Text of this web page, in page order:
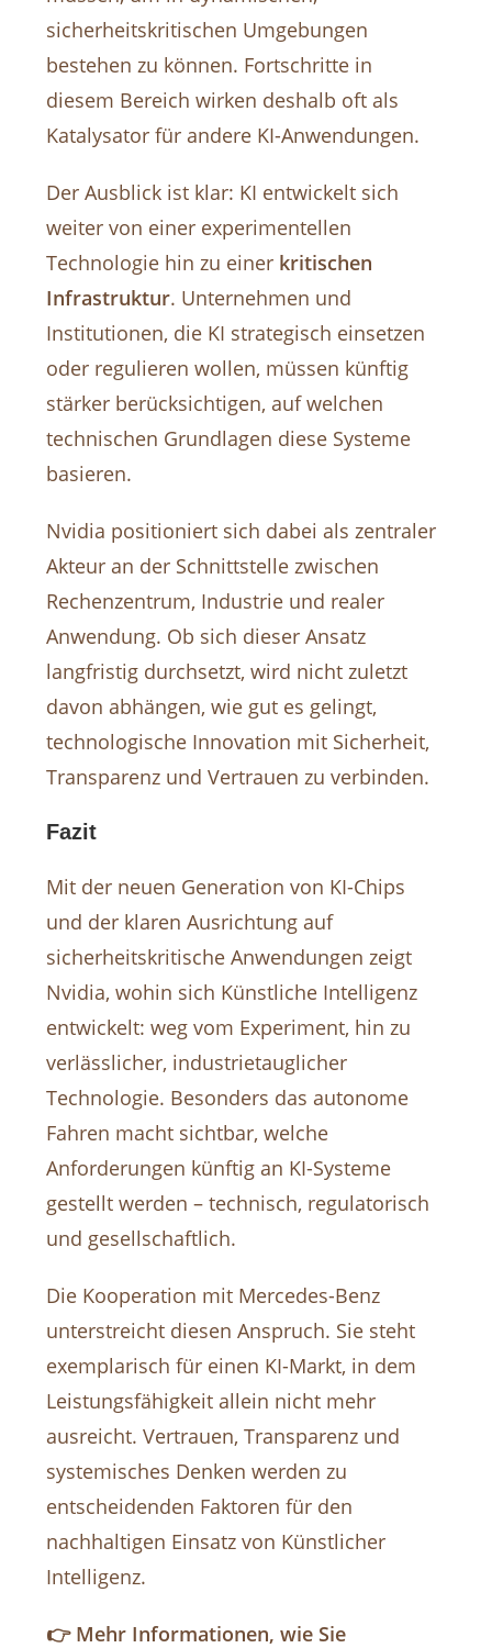
sicherheitskritischen Umgebungen
bestehen zu können. Fortschritte in
diesem Bereich wirken deshalb oft als
Katalysator für andere KI-Anwendungen.
Der Ausblick ist klar: KI entwickelt sich
weiter von einer experimentellen
Technologie hin zu einer kritischen
Infrastruktur. Unternehmen und
Institutionen, die KI strategisch einsetzen
oder regulieren wollen, müssen künftig
stärker berücksichtigen, auf welchen
technischen Grundlagen diese Systeme
basieren.
Nvidia positioniert sich dabei als zentraler
Akteur an der Schnittstelle zwischen
Rechenzentrum, Industrie und realer
Anwendung. Ob sich dieser Ansatz
langfristig durchsetzt, wird nicht zuletzt
davon abhängen, wie gut es gelingt,
technologische Innovation mit Sicherheit,
Transparenz und Vertrauen zu verbinden.
Fazit
Mit der neuen Generation von KI-Chips
und der klaren Ausrichtung auf
sicherheitskritische Anwendungen zeigt
Nvidia, wohin sich Künstliche Intelligenz
entwickelt: weg vom Experiment, hin zu
verlässlicher, industrietauglicher
Technologie. Besonders das autonome
Fahren macht sichtbar, welche
Anforderungen künftig an KI-Systeme
gestellt werden – technisch, regulatorisch
und gesellschaftlich.
Die Kooperation mit Mercedes-Benz
unterstreicht diesen Anspruch. Sie steht
exemplarisch für einen KI-Markt, in dem
Leistungsfähigkeit allein nicht mehr
ausreicht. Vertrauen, Transparenz und
systemisches Denken werden zu
entscheidenden Faktoren für den
nachhaltigen Einsatz von Künstlicher
Intelligenz.
👉 Mehr Informationen, wie Sie